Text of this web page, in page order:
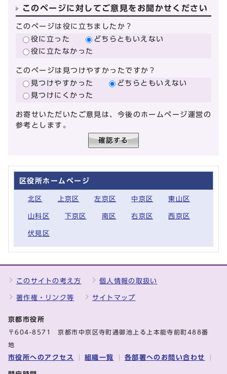
このページに対してご意見をお聞かせください
このページは役に立ちましたか？
役に立った
どちらともいえない
役に立たなかった
このページは見つけやすかったですか？
見つけやすかった
どちらともいえない
見つけにくかった
お寄せいただいたご意見は、今後のホームページ運営の
参考とします。
区役所ホームページ
北区 上京区 左京区 中京区 東山区
山科区 下京区 南区 右京区 西京区
伏見区
このサイトの考え方 個人情報の取扱い
著作権・リンク等 サイトマップ
京都市役所
〒604-8571 京都市中京区寺町通御池上る上本能寺前町488番
地
市役所へのアクセス 組織一覧 各部署へのお問い合わせ